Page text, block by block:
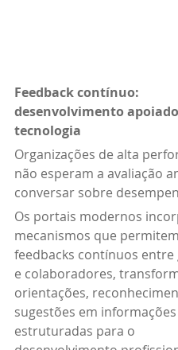
Feedback contínuo:
desenvolvimento
tecnologia
Organizações de alta
não esperam a avaliação
conversar sobre
Os portais modernos
mecanismos que
feedbacks contínuos entre
e colaboradores,
orientações,
sugestões em informações
estruturadas para o